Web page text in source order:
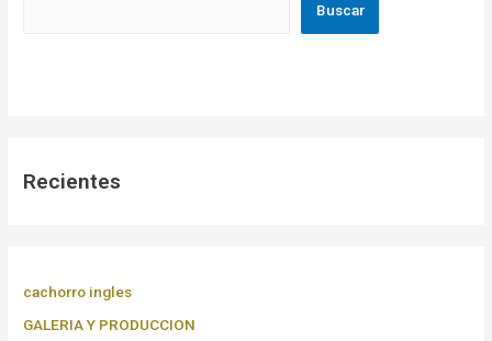
Buscar
Recientes
cachorro ingles
GALERIA Y PRODUCCION